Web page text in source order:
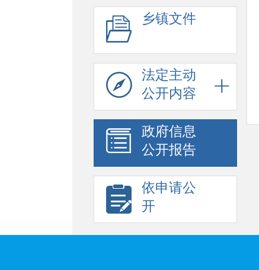
乡镇文件
法定主动
公开内容
政府信息
公开报告
依申请公
开